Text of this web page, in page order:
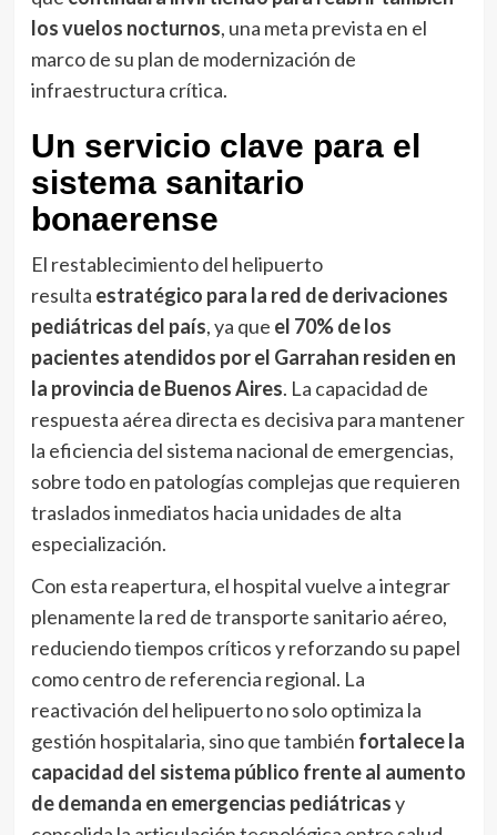
los vuelos nocturnos, una meta prevista en el
marco de su plan de modernización de
infraestructura crítica.
Un servicio clave para el
sistema sanitario
bonaerense
El restablecimiento del helipuerto
resulta estratégico para la red de derivaciones
pediátricas del país, ya que el 70% de los
pacientes atendidos por el Garrahan residen en
la provincia de Buenos Aires. La capacidad de
respuesta aérea directa es decisiva para mantener
la eficiencia del sistema nacional de emergencias,
sobre todo en patologías complejas que requieren
traslados inmediatos hacia unidades de alta
especialización.
Con esta reapertura, el hospital vuelve a integrar
plenamente la red de transporte sanitario aéreo,
reduciendo tiempos críticos y reforzando su papel
como centro de referencia regional. La
reactivación del helipuerto no solo optimiza la
gestión hospitalaria, sino que también fortalece la
capacidad del sistema público frente al aumento
de demanda en emergencias pediátricasy